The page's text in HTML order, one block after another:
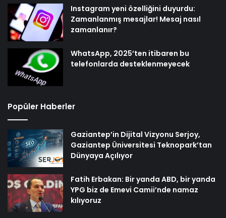
Instagram yeni özelliğini duyurdu:
Zamanlanmış mesajlar! Mesaj nasıl
zamanlanır?
WhatsApp, 2025’ten itibaren bu
telefonlarda desteklenmeyecek
Popüler Haberler
Gaziantep’in Dijital Vizyonu Serjoy,
Gaziantep Üniversitesi Teknopark’tan
Dünyaya Açılıyor
Fatih Erbakan: Bir yanda ABD, bir yanda
YPG biz de Emevi Camii’nde namaz
kılıyoruz